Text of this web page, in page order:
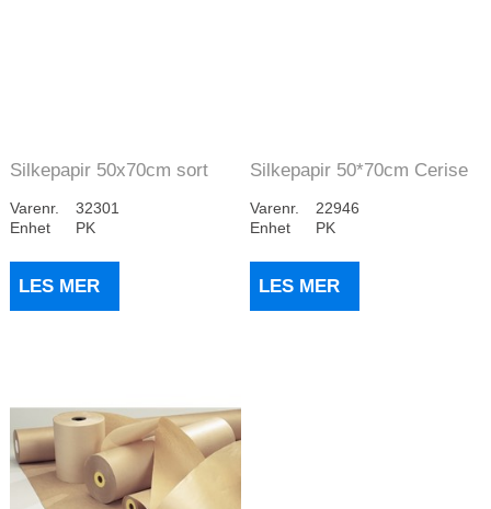
Silkepapir 50x70cm sort
Varenr.
32301
Enhet
PK
LES MER
Silkepapir 50*70cm Cerise
Varenr.
22946
Enhet
PK
LES MER